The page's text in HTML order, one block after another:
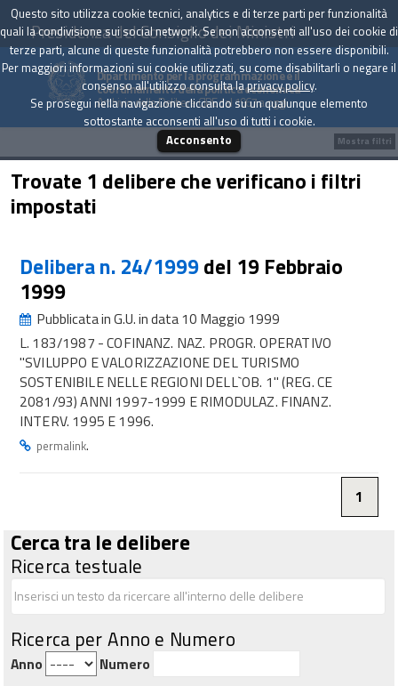
Presidenza del Consiglio dei Ministri
Dipartimento per la programmazione e il
coordinamento della politica economica
Archivio delle Delibere CIPE dal 1967 a oggi
Trovate 1 delibere che verificano i filtri
impostati
Delibera n. 24/1999del 19 Febbraio
1999
Pubblicata in G.U. in data 10 Maggio 1999
L. 183/1987 - COFINANZ. NAZ. PROGR. OPERATIVO
"SVILUPPO E VALORIZZAZIONE DEL TURISMO
SOSTENIBILE NELLE REGIONI DELL`OB. 1" (REG. CE
2081/93) ANNI 1997-1999 E RIMODULAZ. FINANZ.
INTERV. 1995 E 1996.
permalink.
1
Cerca tra le delibere
Ricerca testuale
Ricerca per Anno e Numero
Anno Numero
Mostra filtri
Questo sito utilizza cookie tecnici, analytics e di terze parti per funzionalità
quali la condivisione sui social network. Se non acconsenti all'uso dei cookie di
terze parti, alcune di queste funzionalità potrebbero non essere disponibili.
Per maggiori informazioni sui cookie utilizzati, su come disabilitarli o negare il
consenso all'utilizzo consulta laprivacy policy.
Se prosegui nella navigazione cliccando su un qualunque elemento
sottostante acconsenti all'uso di tutti i cookie.
Acconsento